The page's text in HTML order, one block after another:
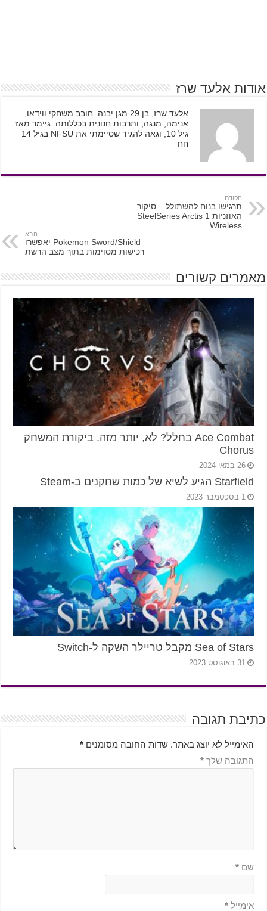
אודות אלעד שרז
אלעד שרז, בן 29 מגן יבנה. חובב משחקי ווידאו,
אנימה, מנגה, ותרבות חנונית בכללותה. גיימר מאז
גיל 10, וגאה להגיד שסיימתי את NFSU בגיל 14
חח
הקודם
תרגישו בנוח להשתולל – סיקור
האוזניות SteelSeries Arctis 1
Wireless
הבא
Pokemon Sword/Shield יאפשרו
רכישות מסוימות בתוך מצב הרשת
מאמרים קשורים
Ace Combat בחלל? לא, יותר מזה. ביקורת המשחק
Chorus
26 במאי 2024
Starfield הגיע לשיא של כמות שחקנים ב-Steam
1 בספטמבר 2023
Sea of Stars מקבל טריילר השקה ל-Switch
31 באוגוסט 2023
כתיבת תגובה
האימייל לא יוצג באתר. שדות החובה מסומנים *
התגובה שלך *
שם *
אימייל *